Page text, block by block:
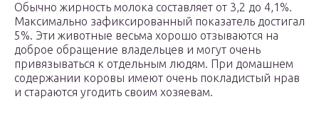
Обычно жирность молока составляет от 3,2 до 4,1%.
Максимально зафиксированный показатель достигал
5%. Эти животные весьма хорошо отзываются на
доброе обращение владельцев и могут очень
привязываться к отдельным людям. При домашнем
содержании коровы имеют очень покладистый нрав
и стараются угодить своим хозяевам.